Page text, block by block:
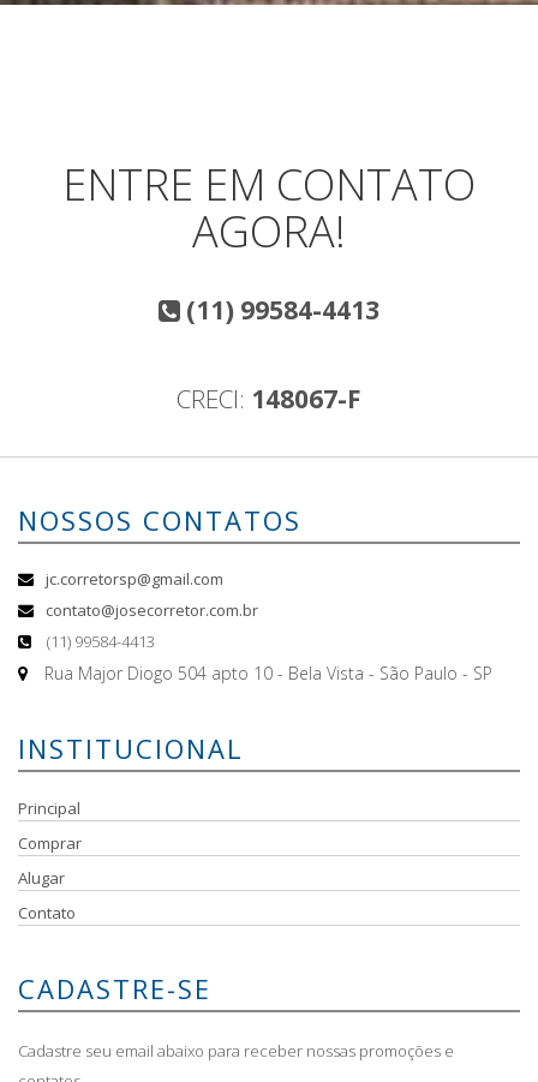
ENTRE EM CONTATO
AGORA!
(11) 99584-4413
CRECI: 148067-F
NOSSOS CONTATOS
jc.corretorsp@gmail.com
contato@josecorretor.com.br
(11) 99584-4413
Rua Major Diogo 504 apto 10 - Bela Vista - São Paulo - SP
INSTITUCIONAL
Principal
Comprar
Alugar
Contato
CADASTRE-SE
Cadastre seu email abaixo para receber nossas promoções e